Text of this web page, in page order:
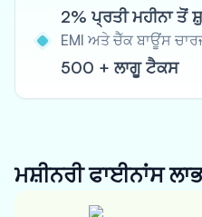
2% ਪ੍ਰਤੀ ਮਹੀਨਾ ਤੋਂ
EMI ਅਤੇ ਚੈੱਕ ਬਾਊਂਸ
500 + ਲਾਗੂ ਟੈਕਸ
ਮਸ਼ੀਨਰੀ ਫਾਈਨਾਂਸ